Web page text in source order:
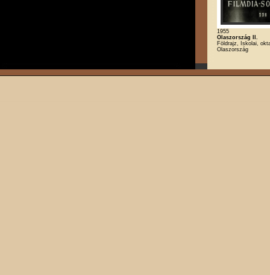
1955
Olaszország II.
Földrajz, Iskolai,
Olaszország